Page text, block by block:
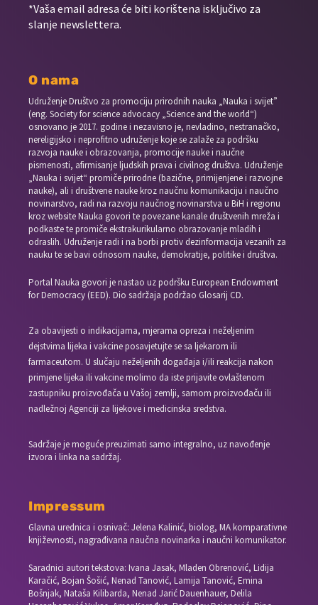
*Vaša email adresa će biti korištena isključivo za
slanje newslettera.
O nama
Udruženje Društvo za promociju prirodnih nauka „Nauka i svijet”
(eng. Society for science advocacy „Science and the world“)
osnovano je 2017. godine i nezavisno je, nevladino, nestranačko,
nereligijsko i neprofitno udruženje koje se zalaže za podršku
razvoja nauke i obrazovanja, promocije nauke i naučne
pismenosti, afirmisanje ljudskih prava i civilnog društva. Udruženje
„Nauka i svijet“ promiče prirodne (bazične, primijenjene i razvojne
nauke), ali i društvene nauke kroz naučnu komunikaciju i naučno
novinarstvo, radi na razvoju naučnog novinarstva u BiH i regionu
kroz website Nauka govori te povezane kanale društvenih mreža i
podkaste te promiče ekstrakurikularno obrazovanje mladih i
odraslih. Udruženje radi i na borbi protiv dezinformacija vezanih za
nauku te se bavi odnosom nauke, demokratije, politike i društva.
Portal Nauka govori je nastao uz podršku European Endowment
for Democracy (EED). Dio sadržaja podržao Glosarij CD.
Za obavijesti o indikacijama, mjerama opreza i neželjenim
dejstvima lijeka i vakcine posavjetujte se sa ljekarom ili
farmaceutom. U slučaju neželjenih događaja i/ili reakcija nakon
primjene lijeka ili vakcine molimo da iste prijavite ovlaštenom
zastupniku proizvođača u Vašoj zemlji, samom proizvođaču ili
nadležnoj Agenciji za lijekove i medicinska sredstva.
Sadržaje je moguće preuzimati samo integralno, uz navođenje
izvora i linka na sadržaj.
Impressum
Glavna urednica i osnivač: Jelena Kalinić, biolog, MA komparativne
književnosti, nagrađivana naučna novinarka i naučni komunikator.
Saradnici autori tekstova: Ivana Jasak, Mladen Obrenović, Lidija
Karačić, Bojan Šošić, Nenad Tanović, Lamija Tanović, Emina
Bošnjak, Nataša Kilibarda, Nenad Jarić Dauenhauer, Delila